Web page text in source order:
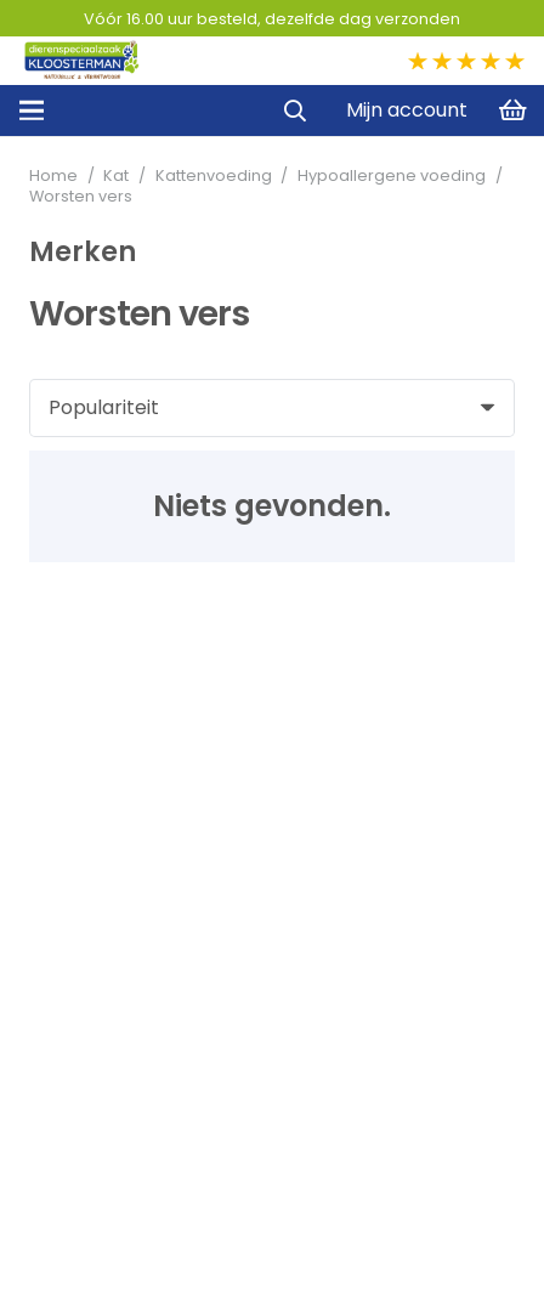
Vóór 16.00 uur besteld, dezelfde dag verzonden
Mijn account
Home / Kat / Kattenvoeding / Hypoallergene voeding /
Worsten vers
Worsten vers
Niets gevonden.
Merken